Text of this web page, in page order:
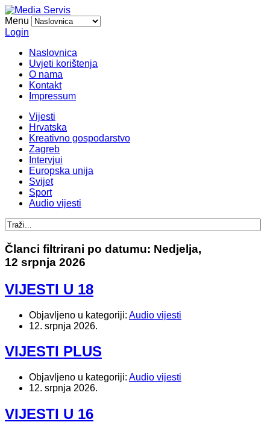
Menu
Login
Naslovnica
Uvjeti korištenja
O nama
Kontakt
Impressum
Vijesti
Hrvatska
Kreativno gospodarstvo
Zagreb
Intervjui
Europska unija
Svijet
Sport
Audio vijesti
Članci filtrirani po datumu: Nedjelja,
12 srpnja 2026
VIJESTI U 18
Objavljeno u kategoriji: Audio vijesti
12. srpnja 2026.
VIJESTI PLUS
Objavljeno u kategoriji: Audio vijesti
12. srpnja 2026.
VIJESTI U 16